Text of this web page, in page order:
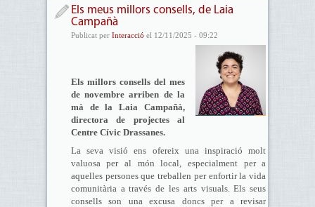
Els meus millors consells, de Laia
Campañà
Publicat per Interacció el 12/11/2025 - 09:22
Els millors consells del mes
de novembre arriben de la
mà de la Laia Campañà,
directora de projectes al
Centre Cívic Drassanes.
La seva visió ens ofereix una inspiració molt
valuosa per al món local, especialment per a
aquelles persones que treballen per enfortir la vida
comunitària a través de les arts visuals. Els seus
consells son una excusa doncs per a revisar